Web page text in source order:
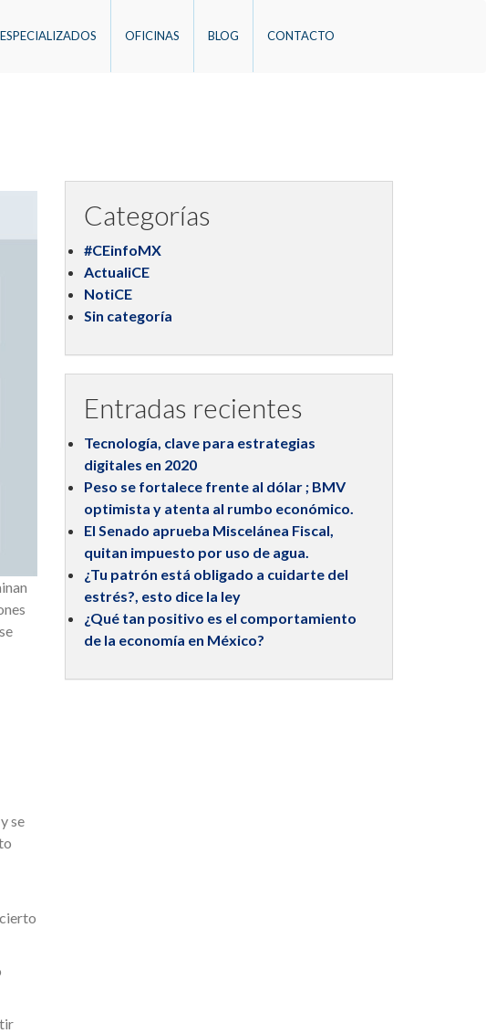
OFICINAS BLOG CONTACTO
se
Categorías
#CEinfoMX
ActualiCE
NotiCE
Sin categoría
Entradas recientes
Tecnología, clave para estrategias
digitales en 2020
Peso se fortalece frente al dólar ; BMV
optimista y atenta al rumbo económico.
El Senado aprueba Miscelánea Fiscal,
quitan impuesto por uso de agua.
¿Tu patrón está obligado a cuidarte del
estrés?, esto dice la ley
¿Qué tan positivo es el comportamiento
de la economía en México?